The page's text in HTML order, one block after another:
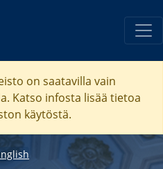
on saatavilla vain
Katso infosta lisää tietoa
käytöstä.